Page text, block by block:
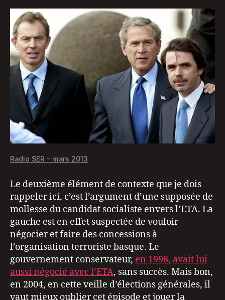
Radio SER – mars 2013
Le deuxième élément de contexte que je dois
rappeler ici, c’est l’argument d’une supposée de
mollesse du candidat socialiste envers l’ETA. La
gauche est en effet suspectée de vouloir
négocier et faire des concessions à
l’organisation terroriste basque. Le
gouvernement conservateur, en 1998, avait lui
aussi négocié avec l’ETA, sans succès. Mais bon,
en 2004, en cette veille d’élections générales, il
vaut mieux oublier cet épisode et jouer la